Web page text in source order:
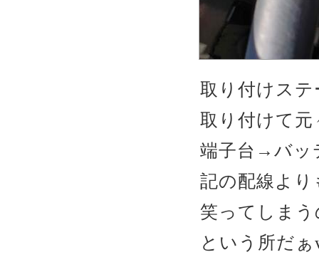
取り付けス
取り付けて
端子台→バッ
記の配線よ
笑ってしま
という所だ